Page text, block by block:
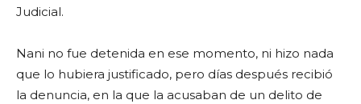
Judicial.
Nani no fue detenida en ese momento, ni hizo nada
que lo hubiera justificado, pero días después recibió
la denuncia, en la que la acusaban de un delito de